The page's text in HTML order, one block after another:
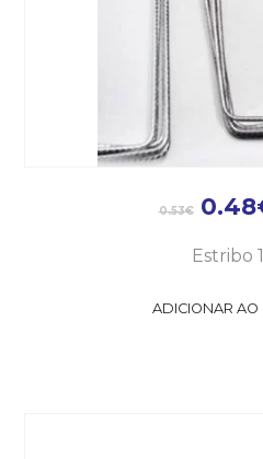
0.53€ 0.48
Estribo
ADICIONAR AO